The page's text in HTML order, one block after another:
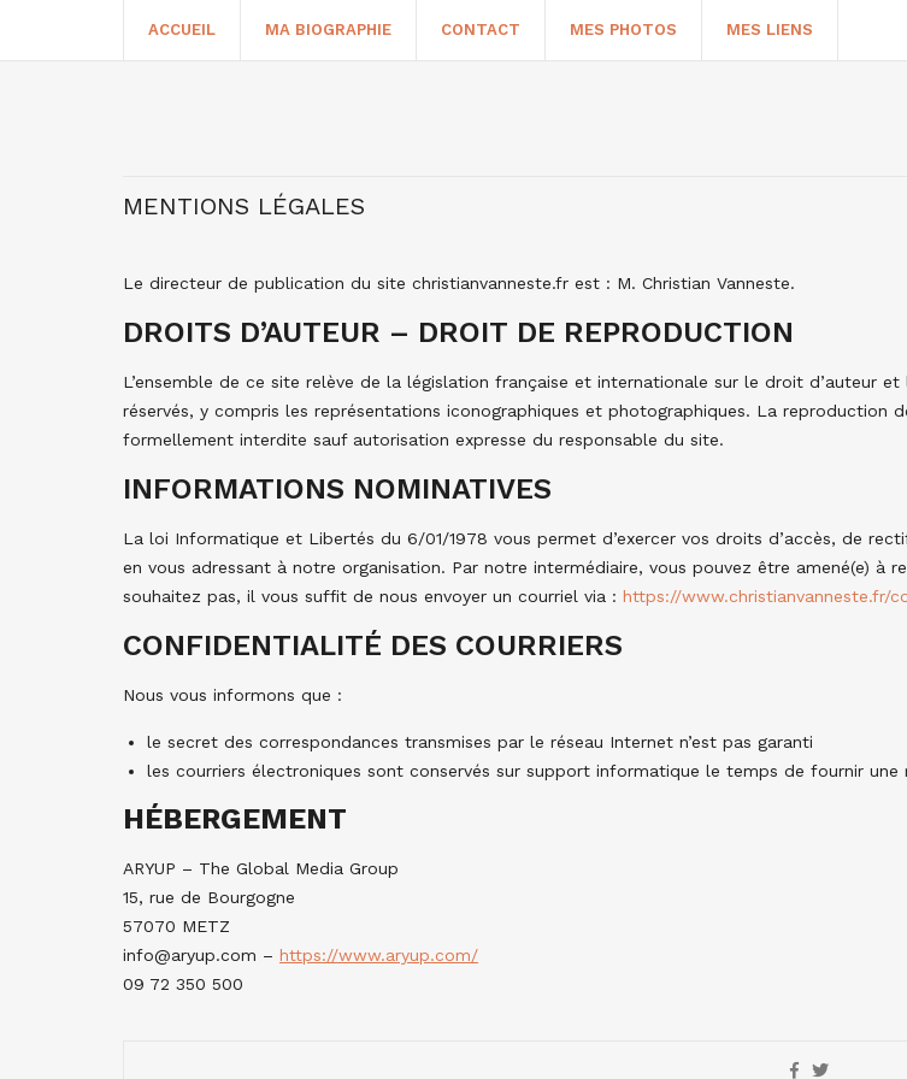
ACCUEIL MA BIOGRAPHIE CONTACT MES PHOTOS MES LIENS
MENTIONS LÉGALES
Le directeur de publication du site christianvanneste.fr est : M. Christian Vanneste.
DROITS D’AUTEUR – DROIT DE REPRODUCTION
L’ensemble de ce site relève de la législation française et internationale sur le droit d’auteur
réservés, y compris les représentations iconographiques et photographiques. La
formellement interdite sauf autorisation expresse du responsable du site.
INFORMATIONS NOMINATIVES
La loi Informatique et Libertés du 6/01/1978 vous permet d’exercer vos droits d’accès, de
en vous adressant à notre organisation. Par notre intermédiaire, vous pouvez être amené(e) à
souhaitez pas, il vous suffit de nous envoyer un courriel via : https://www.christianvanneste.fr/
CONFIDENTIALITÉ DES COURRIERS
Nous vous informons que :
le secret des correspondances transmises par le réseau Internet n’est pas garanti
les courriers électroniques sont conservés sur support informatique le temps de fournir une
HÉBERGEMENT
ARYUP – The Global Media Group
15, rue de Bourgogne
57070 METZ
info@aryup.com – https://www.aryup.com/
09 72 350 500